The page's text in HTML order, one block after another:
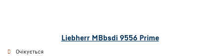
Liebherr MBbsdi 9556 Prime
Очікується